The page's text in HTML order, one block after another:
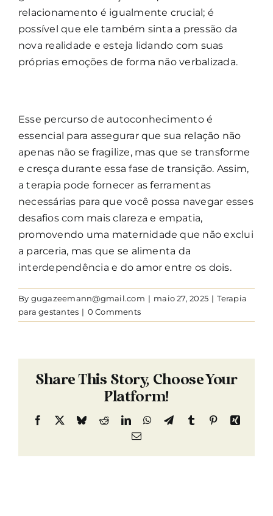
relacionamento é igualmente crucial; é
possível que ele também sinta a pressão da
nova realidade e esteja lidando com suas
próprias emoções de forma não verbalizada.
Esse percurso de autoconhecimento é
essencial para assegurar que sua relação não
apenas não se fragilize, mas que se transforme
e cresça durante essa fase de transição. Assim,
a terapia pode fornecer as ferramentas
necessárias para que você possa navegar esses
desafios com mais clareza e empatia,
promovendo uma maternidade que não exclui
a parceria, mas que se alimenta da
interdependência e do amor entre os dois.
By gugazeemann@gmail.com | maio 27, 2025 | Terapia
para gestantes | 0 Comments
Share This Story, Choose Your
Platform!
Facebook BlueskyRedditLinkedInWhatsApp
TelegramTumblr PinterestXing
Email